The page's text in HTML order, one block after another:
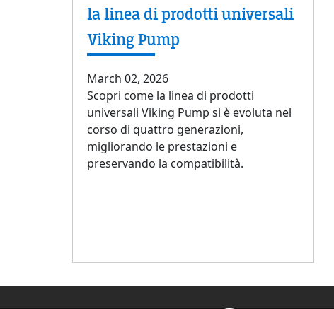
la linea di prodotti universali
Viking Pump
March 02, 2026
Scopri come la linea di prodotti
universali Viking Pump si è evoluta nel
corso di quattro generazioni,
migliorando le prestazioni e
preservando la compatibilità.